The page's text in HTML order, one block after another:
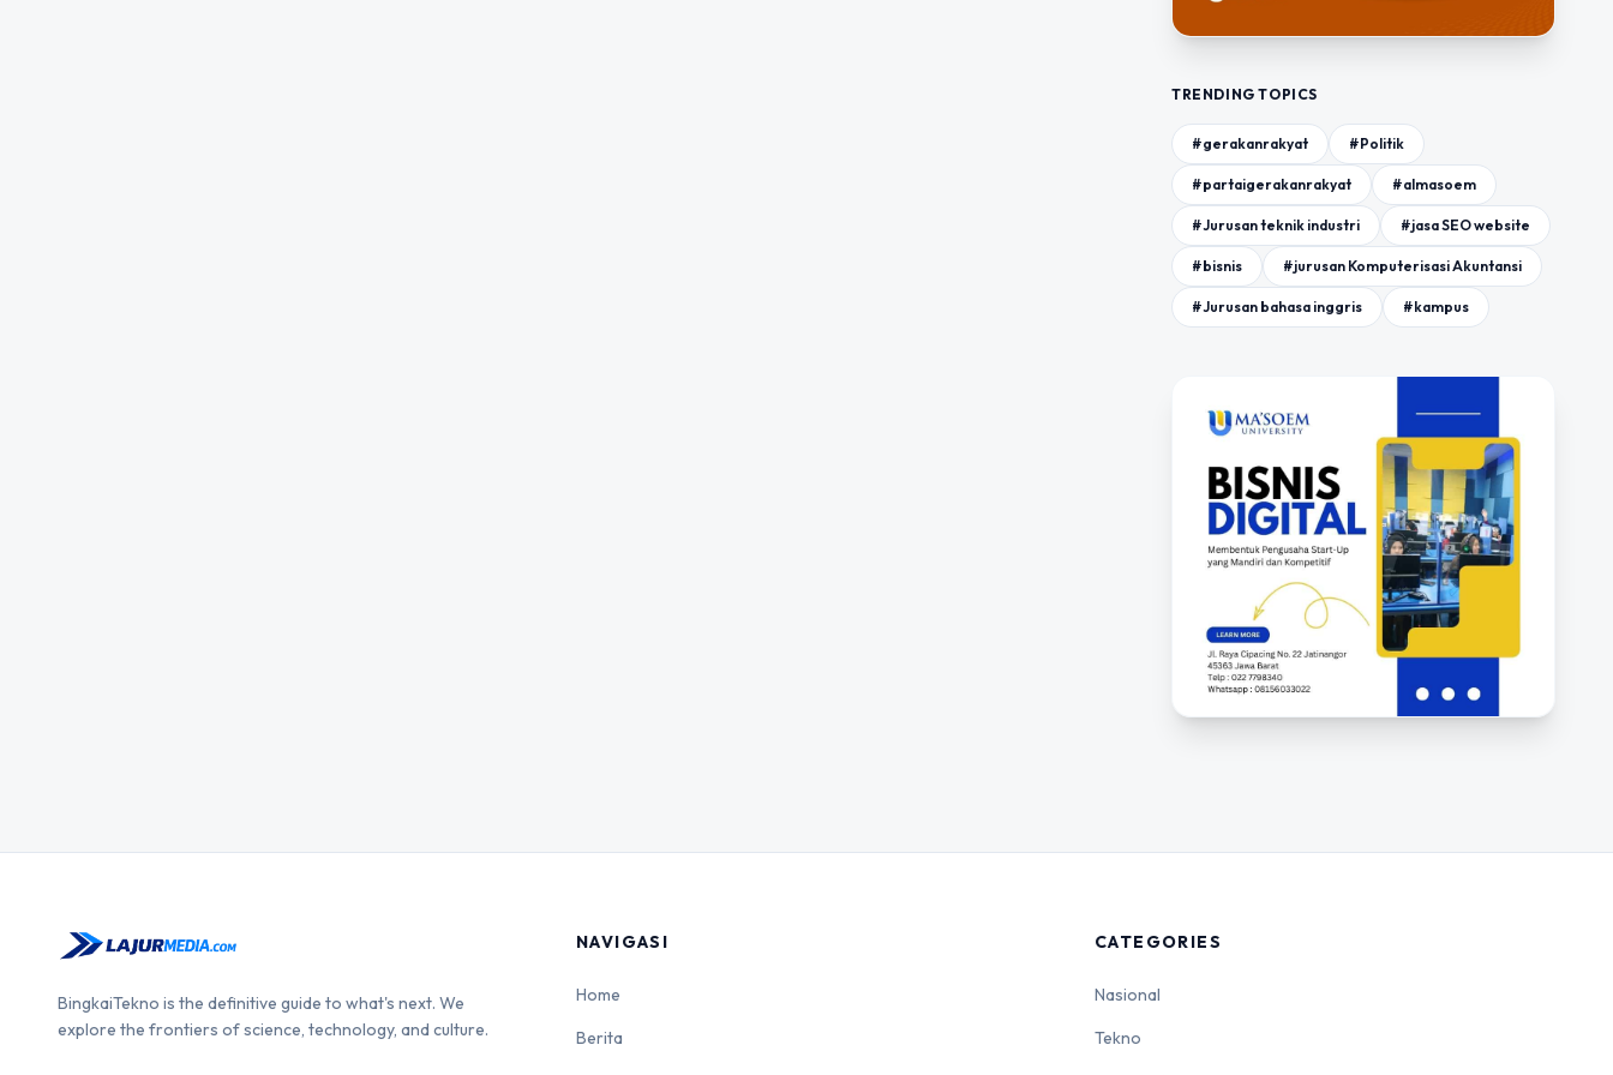
TRENDING TOPICS
#gerakanrakyat #Politik
#partaigerakanrakyat #almasoem
#Jurusan teknik industri #jasa SEO website
#bisnis #jurusan Komputerisasi Akuntansi
#Jurusan bahasa inggris #kampus
BingkaiTekno is the definitive guide to what's next. We
explore the frontiers of science, technology, and culture.
NAVIGASI
Home
Berita
CATEGORIES
Nasional
Tekno